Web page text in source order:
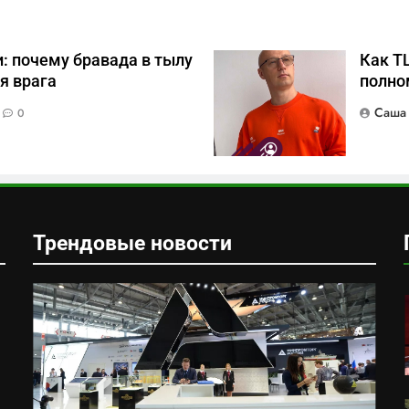
почему бравада в тылу
врага
0
Как
Саша
Трендовые новости